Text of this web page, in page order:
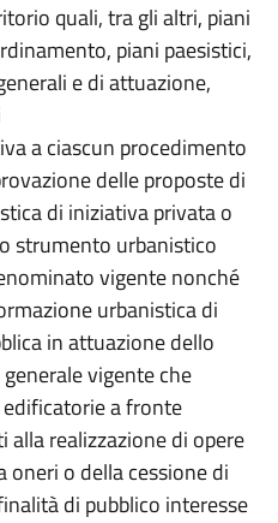
quali, tra gli altri, piani
piani paesistici,
e di attuazione,
a ciascun procedimento
delle proposte di
di iniziativa privata o
strumento urbanistico
vigente nonché
urbanistica di
in attuazione dello
vigente che
a fronte
alla realizzazione di opere
oneri o della cessione di
di pubblico interesse